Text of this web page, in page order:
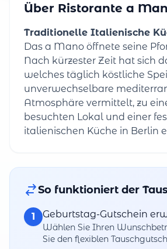
Über Ristorante a
Traditionelle Italienische
Das a Mano öffnete seine
Nach kürzester Zeit hat sich
welches täglich köstliche
unverwechselbare
Atmosphäre vermittelt, zu
besuchten Lokal und einer
italienischen Küche in Berlin
So funktioniert der
1 Geburtstag-Gutschein
Wählen Sie Ihren
Sie den flexiblen